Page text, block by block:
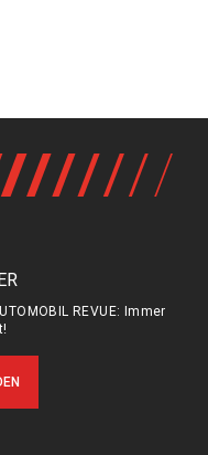
REVUE: Immer